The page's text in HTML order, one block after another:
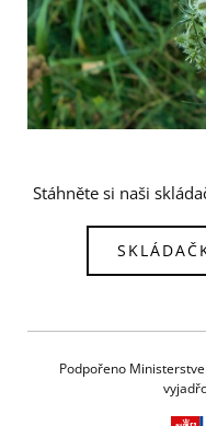
Stáhněte si naši
Podpořeno